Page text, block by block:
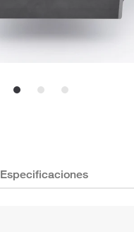
Especificaciones